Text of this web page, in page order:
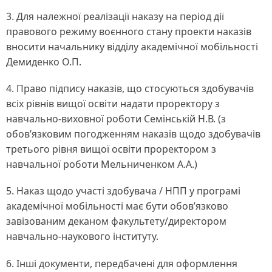
3. Для належної реалізації наказу на період дії
правового режиму воєнного стану проекти наказів
вносити начальнику відділу академічної мобільності
Демиденко О.П.
4. Право підпису наказів, що стосуються здобувачів
всіх рівнів вищої освіти надати проректору з
навчально-виховної роботи Семінській Н.В. (з
обов’язковим погодженням наказів щодо здобувачів
третього рівня вищої освіти проректором з
навчальної роботи Мельниченком А.А.)
5. Наказ щодо участі здобувача / НПП у програмі
академічної мобільності має бути обов’язково
завізованим деканом факультету/директором
навчально-наукового інституту.
6. Інші документи, передбачені для оформлення